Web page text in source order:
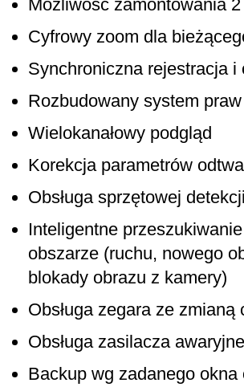
Możliwość zamontowania
Cyfrowy zoom dla
Synchroniczna rejestracja
Rozbudowany system
Wielokanałowy podgląd
Korekcja parametrów
Obsługa sprzętowej
Inteligentne
obszarze (ruchu, nowego
blokady obrazu z kamery)
Obsługa zegara ze
Obsługa zasilacza
Backup wg zadanego